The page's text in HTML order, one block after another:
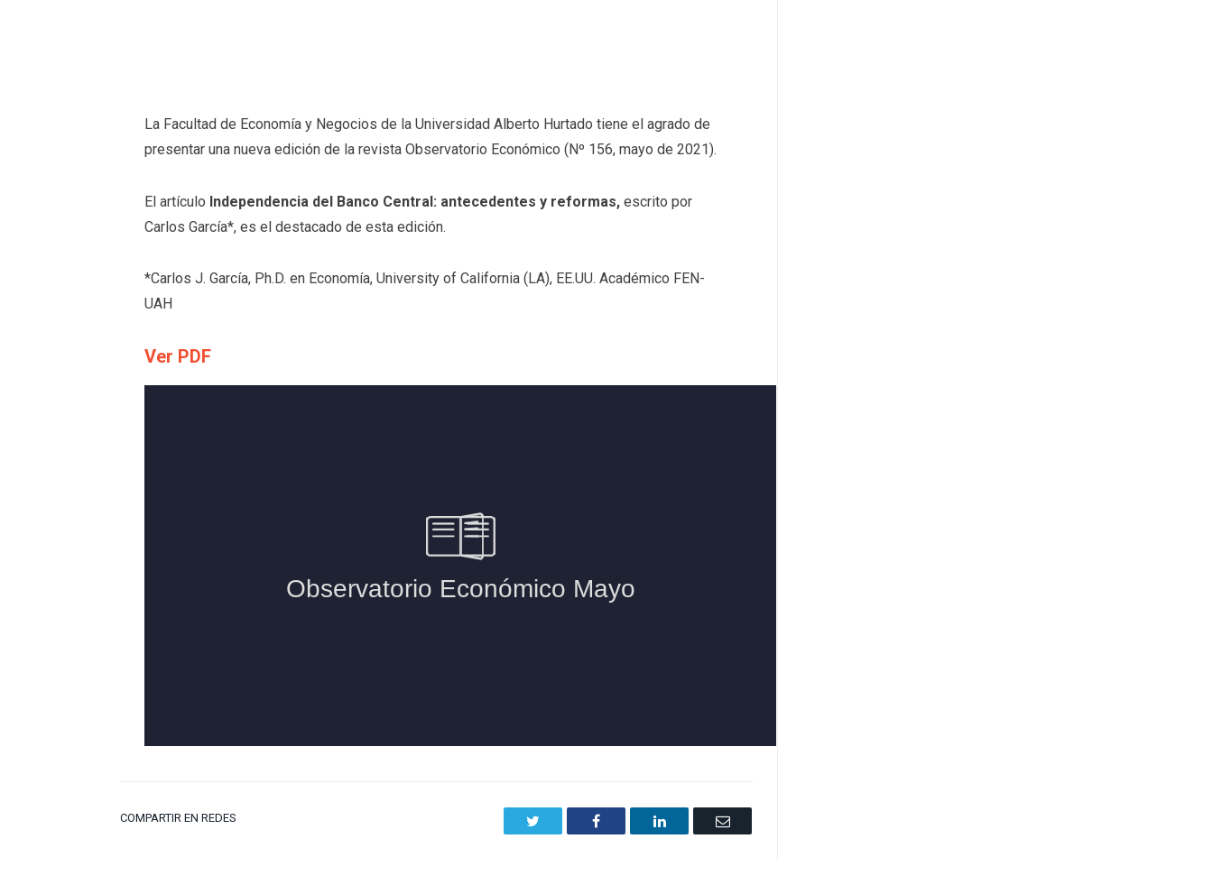
La Facultad de Economía y Negocios de la Universidad Alberto Hurtado tiene el agrado de
presentar una nueva edición de la revista Observatorio Económico (Nº 156, mayo de 2021).
El artículo Independencia del Banco Central: antecedentes y reformas,escrito por
Carlos García*, es el destacado de esta edición.
*Carlos J. García, Ph.D. en Economía, University of California (LA), EE.UU. Académico FEN-
UAH
Ver PDF
COMPARTIR EN REDES Facebook LinkedIn Email